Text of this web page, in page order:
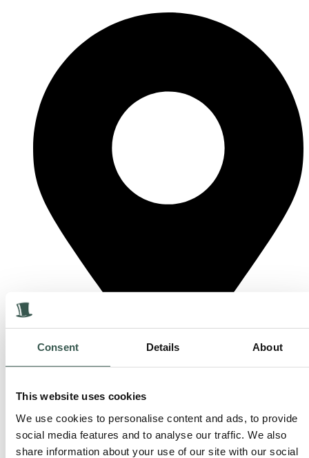
Consent Details About
This website uses cookies
We use cookies to personalise content and ads, to provide
social media features and to analyse our traffic. We also
share information about your use of our site with our social